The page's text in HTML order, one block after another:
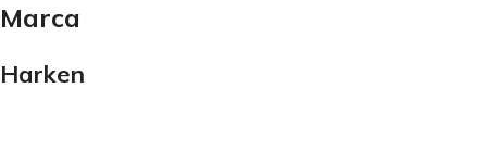
Marca
Harken